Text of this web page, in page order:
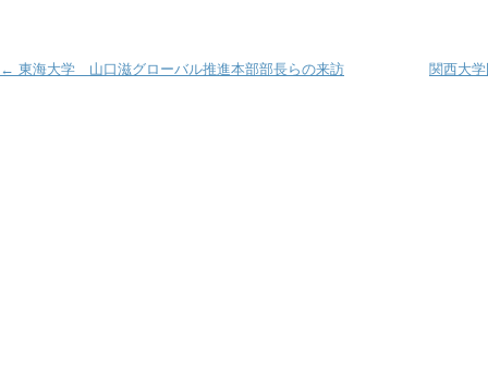
Post navigation
← 東海大学 山口滋グローバル推進本部部長らの来訪 関西大